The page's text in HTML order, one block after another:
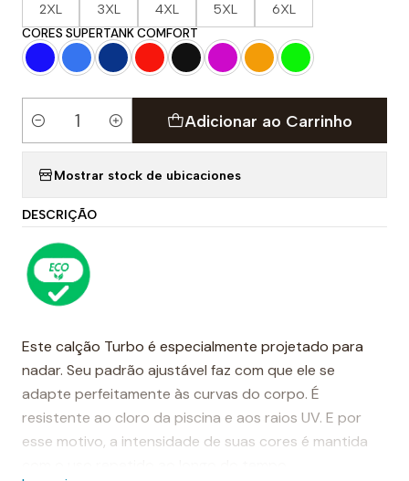
2XL 3XL 4XL 5XL 6XL
CORES SUPERTANK COMFORT
Quantidade
Adicionar ao Carrinho
Mostrar stock de ubicaciones
DESCRIÇÃO
Este calção Turbo é especialmente projetado para
nadar. Seu padrão ajustável faz com que ele se
adapte perfeitamente às curvas do corpo. É
resistente ao cloro da piscina e aos raios UV. E por
esse motivo, a intensidade de suas cores é mantida